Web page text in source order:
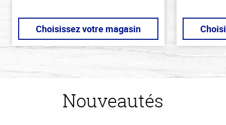
Choisissez votre magasin
Nouveautés